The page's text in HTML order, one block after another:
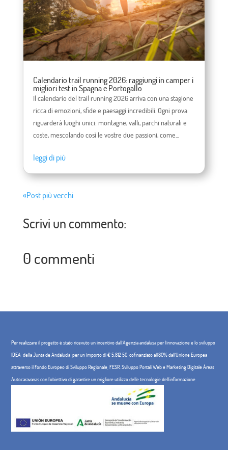
Calendario trail running 2026: raggiungi in camper i
migliori test in Spagna e Portogallo
Il calendario del trail running 2026 arriva con una stagione
ricca di emozioni, sfide e paesaggi incredibili. Ogni prova
riguarderà luoghi unici: montagne, valli, parchi naturali e
coste, mescolando così le vostre due passioni, come...
leggi di più
«Post più vecchi
Scrivi un commento:
0 commenti
Per realizzare il progetto è stato ricevuto un incentivo dall'Agenzia andalusa per l'innovazione e lo sviluppo
IDEA, della Junta de Andalucía, per un importo di € 5.812,50, cofinanziato all'80% dall'Unione Europea
attraverso il Fondo Europeo di Sviluppo Regionale, FESR. Sviluppo Portali Web e Marketing Digitale Áreas
Autocaravanas con l'obiettivo di garantire un migliore utilizzo delle tecnologie dell'informazione